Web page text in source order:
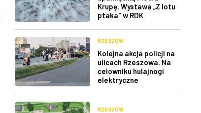
Krupę. Wystawa „Z lotu
ptaka" w RDK
RZESZÓW
Kolejna akcja policji na
ulicach Rzeszowa. Na
celowniku hulajnogi
elektryczne
RZESZÓW